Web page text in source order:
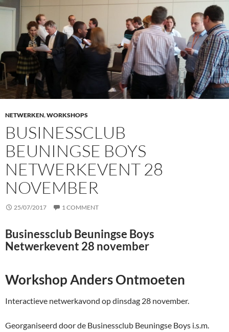
NETWERKEN,WORKSHOPS
BUSINESSCLUB
BEUNINGSE BOYS
NETWERKEVENT 28
NOVEMBER
25/07/2017 1 COMMENT
Businessclub Beuningse Boys
Netwerkevent 28 november
Workshop Anders Ontmoeten
Interactieve netwerkavond op dinsdag 28 november.
Georganiseerd door de Businessclub Beuningse Boys i.s.m.